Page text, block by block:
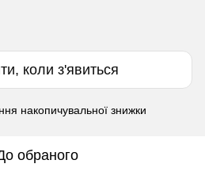
коли з'явиться
накопичувальної знижки
обраного